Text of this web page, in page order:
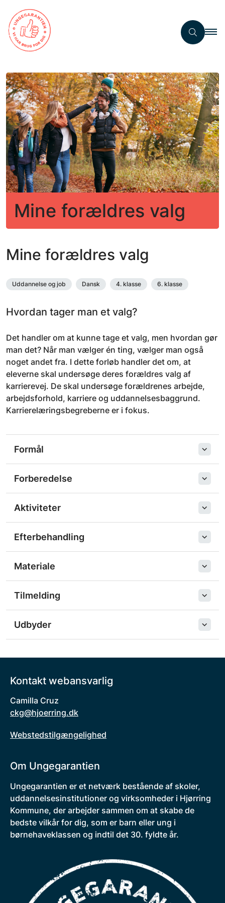
Mine forældres valg
Mine forældres valg
Uddannelse og job Dansk 4. klasse 6. klasse
Hvordan tager man et valg?
Det handler om at kunne tage et valg, men hvordan gør
man det? Når man vælger én ting, vælger man også
noget andet fra. I dette forløb handler det om, at
eleverne skal undersøge deres forældres valg af
karrierevej. De skal undersøge forældrenes arbejde,
arbejdsforhold, karriere og uddannelsesbaggrund.
Karrierelæringsbegreberne er i fokus.
Formål
Forberedelse
Aktiviteter
Efterbehandling
Materiale
Tilmelding
Udbyder
Kontakt webansvarlig
Camilla Cruz
ckg@hjoerring.dk
Webstedstilgængelighed
Om Ungegarantien
Ungegarantien er et netværk bestående af skoler,
uddannelsesinstitutioner og virksomheder i Hjørring
Kommune, der arbejder sammen om at skabe de
bedste vilkår for dig, som er barn eller ung i
børnehaveklassen og indtil det 30. fyldte år.